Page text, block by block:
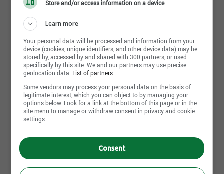
Détenir un DEP en soudage-montage
Connaître une variété de techniques de
Être en mesure de lire et d’interpréter des plans
de soudage et des symboles
Connaître les systèmes de mesure métrique et
Aimer le travail physique et avoir le souci du
travail bien fait
Motivé par le travail d'équipe
Faire preuve d'autonomie et de débrouillardise
Apply Now
Other Simard Suspensions inc.'s offers that may interest you
Candidate pool | Technicien(ne) génie mécanique | Baie-
Saint-Paul,QC
Candidate pool | Ingénieur(e) mécanique | Baie-Saint-
Paul,QC
Candidate pool | Mécanicien-Assembleur | Baie-Saint-
Paul,QC
Store and/or access information on a device
Learn more
Your personal data will be processed and information from your
device (cookies, unique identifiers, and other device data) may be
stored by, accessed by and shared with 300 partners, or used
specifically by this site. We and our partners may use precise
geolocation data. List of partners.
Some vendors may process your personal data on the basis of
legitimate interest, which you can object to by managing your
options below. Look for a link at the bottom of this page or in the
site menu to manage or withdraw consent in privacy and cookie
settings.
Consent